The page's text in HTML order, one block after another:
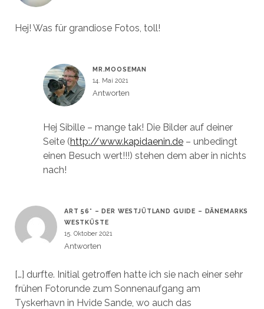
Hej! Was für grandiose Fotos, toll!
MR.MOOSEMAN
14. Mai 2021
Antworten
Hej Sibille – mange tak! Die Bilder auf deiner
Seite (http://www.kapidaenin.de– unbedingt
einen Besuch wert!!!) stehen dem aber in nichts
nach!
ART 56° – DER WESTJÜTLAND GUIDE – DÄNEMARKS
WESTKÜSTE
15. Oktober 2021
Antworten
[…] durfte. Initial getroffen hatte ich sie nach einer sehr
frühen Fotorunde zum Sonnenaufgang am
Tyskerhavn in Hvide Sande, wo auch das